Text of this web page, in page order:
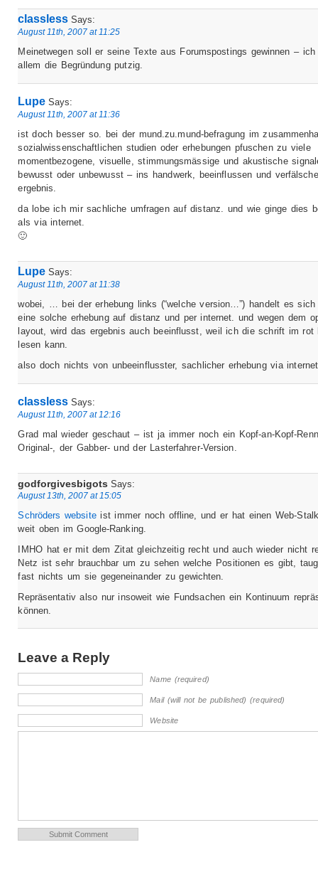
classless Says:
August 11th, 2007 at 11:25
Meinetwegen soll er seine Texte aus Forumspostings gewinnen –
allem die Begründung putzig.
Lupe Says:
August 11th, 2007 at 11:36
ist doch besser so. bei der mund.zu.mund-befragung im
sozialwissenschaftlichen studien oder erhebungen pfuschen zu viele
momentbezogene, visuelle, stimmungsmässige und akustische
bewusst oder unbewusst – ins handwerk, beeinflussen und
ergebnis.
da lobe ich mir sachliche umfragen auf distanz. und wie ginge dies
als via internet.
🙂
Lupe Says:
August 11th, 2007 at 11:38
wobei, … bei der erhebung links (“welche version…”) handelt es
eine solche erhebung auf distanz und per internet. und wegen dem
layout, wird das ergebnis auch beeinflusst, weil ich die schrift im rot
lesen kann.
also doch nichts von unbeeinflusster, sachlicher erhebung via
classless Says:
August 11th, 2007 at 12:16
Grad mal wieder geschaut – ist ja immer noch ein Kopf-an-Kopf-
Original-, der Gabber- und der Lasterfahrer-Version.
godforgivesbigots Says:
August 13th, 2007 at 15:05
Schröders websiteist immer noch offline, und er hat einen Web-
weit oben im Google-Ranking.
IMHO hat er mit dem Zitat gleichzeitig recht und auch wieder nicht
Netz ist sehr brauchbar um zu sehen welche Positionen es gibt,
fast nichts um sie gegeneinander zu gewichten.
Repräsentativ also nur insoweit wie Fundsachen ein Kontinuum
können.
Leave a Reply
Name (required)
Mail (will not be published) (required)
Website